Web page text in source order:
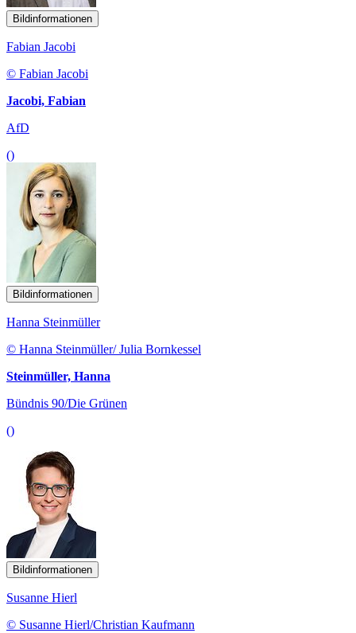
Bildinformationen
Fabian Jacobi
© Fabian Jacobi
Jacobi, Fabian
AfD
()
Bildinformationen
Hanna Steinmüller
© Hanna Steinmüller/ Julia Bornkessel
Steinmüller, Hanna
Bündnis 90/Die Grünen
()
Bildinformationen
Susanne Hierl
© Susanne Hierl/Christian Kaufmann